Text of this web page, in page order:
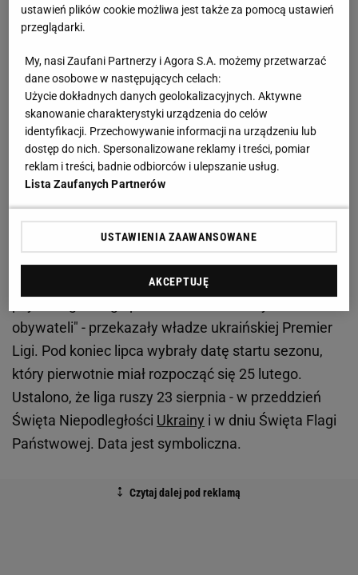
ukraińska liga piłkarska.
"Psychologiczne pocieszenie dla naszych
obywateli"
"Zawody sportowe w czasie wojny to demonstracja
tego, że się nie boimy. To symbol wiary w
zwycięstwo i gotowości do dalszej walki! Piłka nożna
zawsze była, jest i będzie sportem numer jeden na
Ukrainie, naszą najważniejszą dyscypliną. Dlatego
zorganizowanie przez nas rozgrywek piłkarskich
będzie niosło ważną ideę, odgrywało ogromną misję
społeczną, a także spełniało funkcję
obywateli" - przekazały władze ukraińskiej Premier
Ligi. Pod koniec lipca wybrały datę startu sezonu,
który pierwotnie miał rozpocząć się 25 lutego.
Ustalono, że liga ruszy 23 sierpnia - w przeddzień
Święta Niepodległości Ukrainy i w dniu Święta Flagi
Państwowej. Data jest symboliczna.
ustawień plików cookie możliwa jest także za pomocą ustawień
przeglądarki.
My, nasi Zaufani Partnerzy i Agora S.A. możemy przetwarzać
dane osobowe w następujących celach:
Użycie dokładnych danych geolokalizacyjnych. Aktywne
skanowanie charakterystyki urządzenia do celów
identyfikacji. Przechowywanie informacji na urządzeniu lub
dostęp do nich. Spersonalizowane reklamy i treści, pomiar
reklam i treści, badnie odbiorców i ulepszanie usług.
Lista Zaufanych Partnerów
USTAWIENIA ZAAWANSOWANE
AKCEPTUJĘ